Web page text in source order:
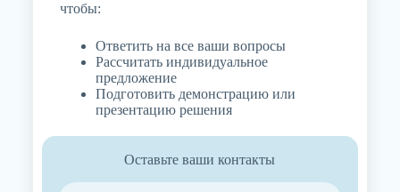
чтобы:
Ответить на все ваши вопросы
Рассчитать индивидуальное
предложение
Подготовить демонстрацию или
презентацию решения
Оставьте ваши контакты